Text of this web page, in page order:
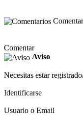
Comentar
Aviso
Necesitas estar
Identificarse
Usuario o Email